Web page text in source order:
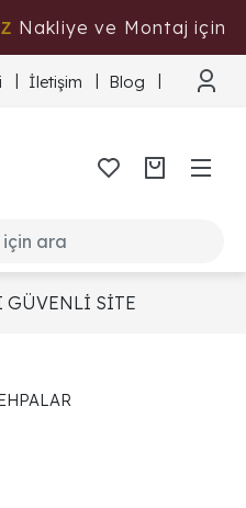
Nakliye ve Montaj için
İletişim Blog
GÜVENLİ SİTE